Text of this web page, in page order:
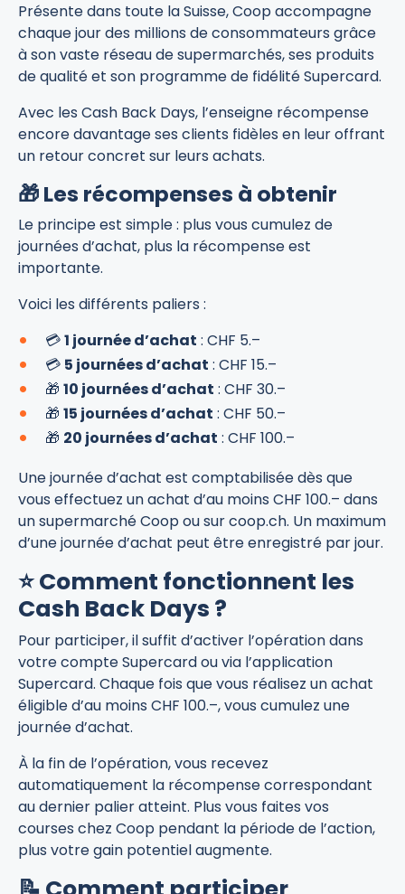
Présente dans toute la Suisse, Coop accompagne
chaque jour des millions de consommateurs grâce
à son vaste réseau de supermarchés, ses produits
de qualité et son programme de fidélité Supercard.
Avec les Cash Back Days, l’enseigne récompense
encore davantage ses clients fidèles en leur offrant
un retour concret sur leurs achats.
🎁 Les récompenses à obtenir
Le principe est simple : plus vous cumulez de
journées d’achat, plus la récompense est
importante.
Voici les différents paliers :
💳1 journée d’achat : CHF 5.–
💳 5 journées d’achat : CHF 15.–
🎁 10 journées d’achat : CHF 30.–
🎁 15 journées d’achat : CHF 50.–
🎁 20 journées d’achat : CHF 100.–
Une journée d’achat est comptabilisée dès que
vous effectuez un achat d’au moins CHF 100.– dans
un supermarché Coop ou sur coop.ch. Un maximum
d’une journée d’achat peut être enregistré par jour.
⭐ Comment fonctionnent les
Cash Back Days ?
Pour participer, il suffit d’activer l’opération dans
votre compte Supercard ou via l’application
Supercard. Chaque fois que vous réalisez un achat
éligible d’au moins CHF 100.–, vous cumulez une
journée d’achat.
À la fin de l’opération, vous recevez
automatiquement la récompense correspondant
au dernier palier atteint. Plus vous faites vos
courses chez Coop pendant la période de l’action,
plus votre gain potentiel augmente.